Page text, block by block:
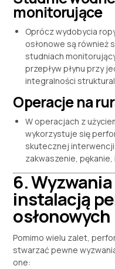
monitorujące
Oprócz wydobycia
osłonowe są również
studniach
przepływ płynu przy
integralności
Operacje na
W operacjach z
wykorzystuje się
skutecznej
zakwaszenie,
6.
instalacją
osłonowych
Pomimo wielu zalet,
stwarzać pewne
one: